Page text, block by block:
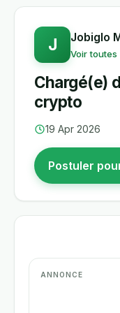
J Jobiglo
Voir
Chargé(e)
crypto
19 Apr 2026
Postuler